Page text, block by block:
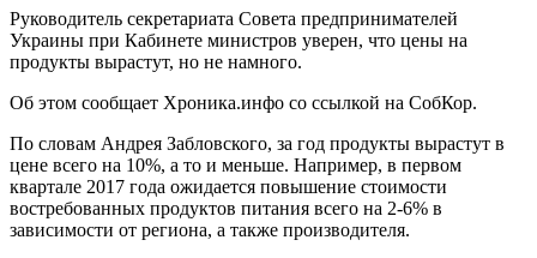
Руководитель секретариата Совета предпринимателей
Украины при Кабинете министров уверен, что цены на
продукты вырастут, но не намного.
Об этом сообщает Хроника.инфо со ссылкой на СобКор.
По словам Андрея Забловского, за год продукты вырастут в
цене всего на 10%, а то и меньше. Например, в первом
квартале 2017 года ожидается повышение стоимости
востребованных продуктов питания всего на 2-6% в
зависимости от региона, а также производителя.